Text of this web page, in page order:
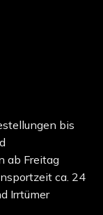
bis
ab Freitag
ca. 24
Irrtümer